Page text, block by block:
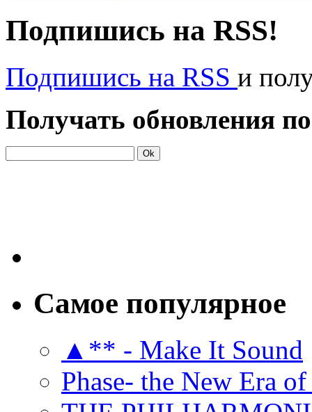
Подпишись на RSS!
Подпишись на RSS и
Получать обновления
Самое популярное
▲** - Make It Sound
Phase- the New Era